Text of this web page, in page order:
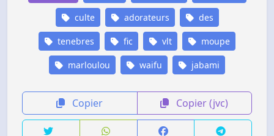
culte adorateurs des
tenebres fic vlt moupe
marloulou waifu jabami
Copier Copier (jvc)